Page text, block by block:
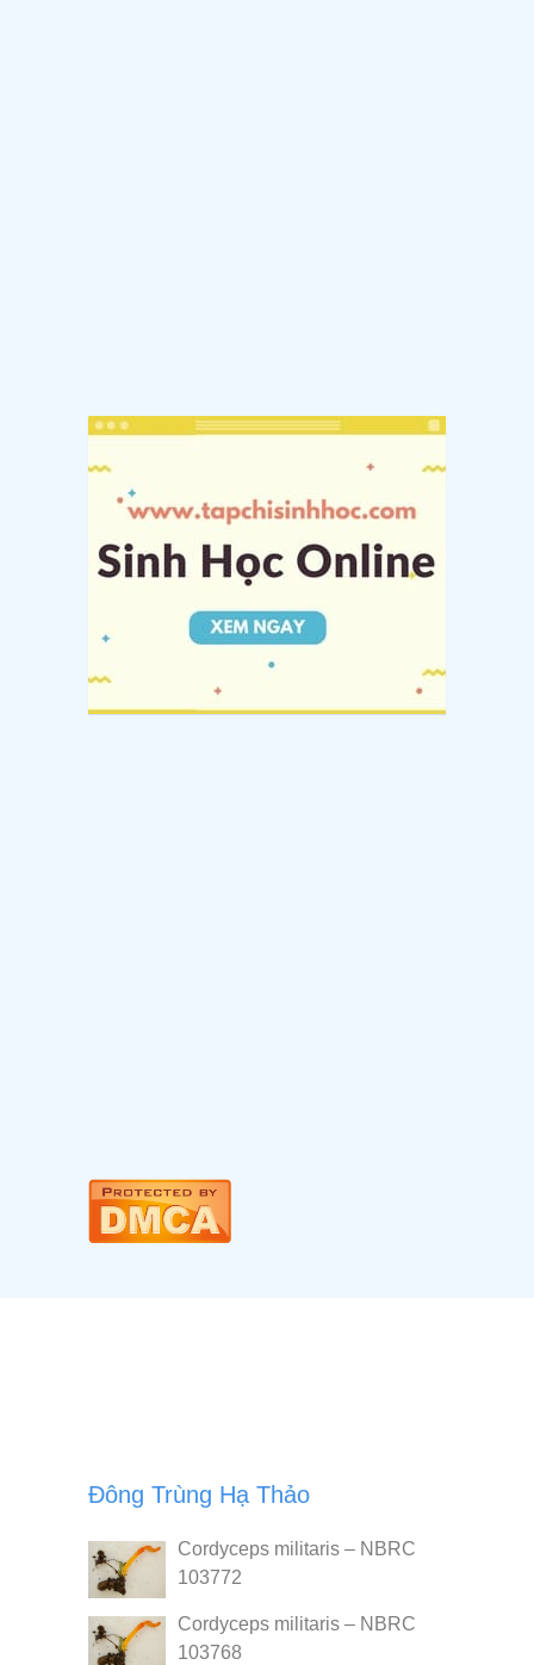
Đông Trùng Hạ Thảo
Cordyceps militaris – NBRC
103772
Cordyceps militaris – NBRC
103768